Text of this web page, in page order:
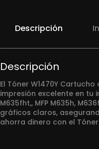
Descripción
Descripción
El Tóner W1470Y
impresión excelente en tu
M635fht,, MFP M635h,
gráficos claros,
ahorra dinero con el